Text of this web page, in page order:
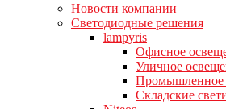
Новости компании
Светодиодные решения
lampyris
Офисное
Уличное
Промышленное
Складские